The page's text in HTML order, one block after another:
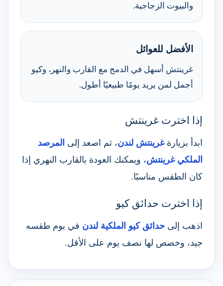
والبيوت الزجاجية.
الأفضل للعوائل
غرينتش أسهل في الدمج مع القارب والنهر، وكيو
أجمل لمن يريد يومًا طبيعيًا أطول.
إذا اخترت غرينتش
ابدأ بزيارةغرينتش لندن، ثم اصعد إلى المرصد
الملكي غرينتش، ويمكنك العودة بالقارب النهري إذا
كان الطقس مناسبًا.
إذا اخترت حدائق كيو
اذهب إلى حدائق كيو الملكية لندن في يوم طقسه
جيد، وخصص لها نصف يوم على الأقل.